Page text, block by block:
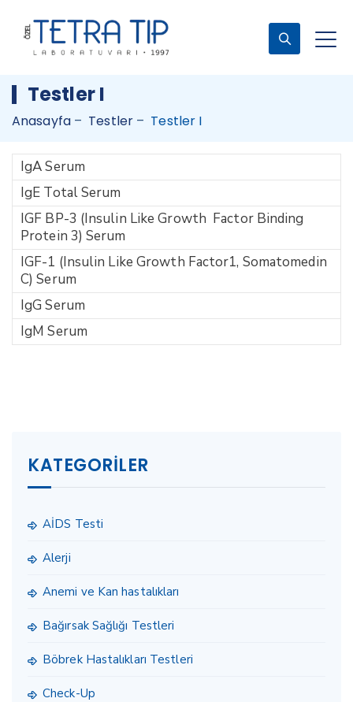
Testler I
Anasayfa– Testler– Testler I
IgA Serum
IgE Total Serum
IGF BP-3 (Insulin Like Growth Factor Binding
Protein 3) Serum
IGF-1 (Insulin Like Growth Factor1, Somatomedin
C) Serum
IgG Serum
IgM Serum
KATEGORILER
AİDS Testi
Alerji
Anemi ve Kan hastalıkları
Bağırsak Sağlığı Testleri
Böbrek Hastalıkları Testleri
Check-Up